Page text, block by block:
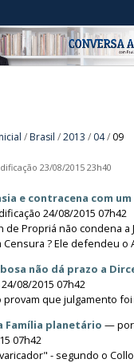
/ Brasil /2013 / 04/ 09
23/08/2015 23h40
e contracena com
24/08/2015 07h42
de Propriá não condena a
? Ele defendeu o
não dá prazo a
08/2015 07h42
provam que julgamento
Família planetário —
07h42
- segundo o